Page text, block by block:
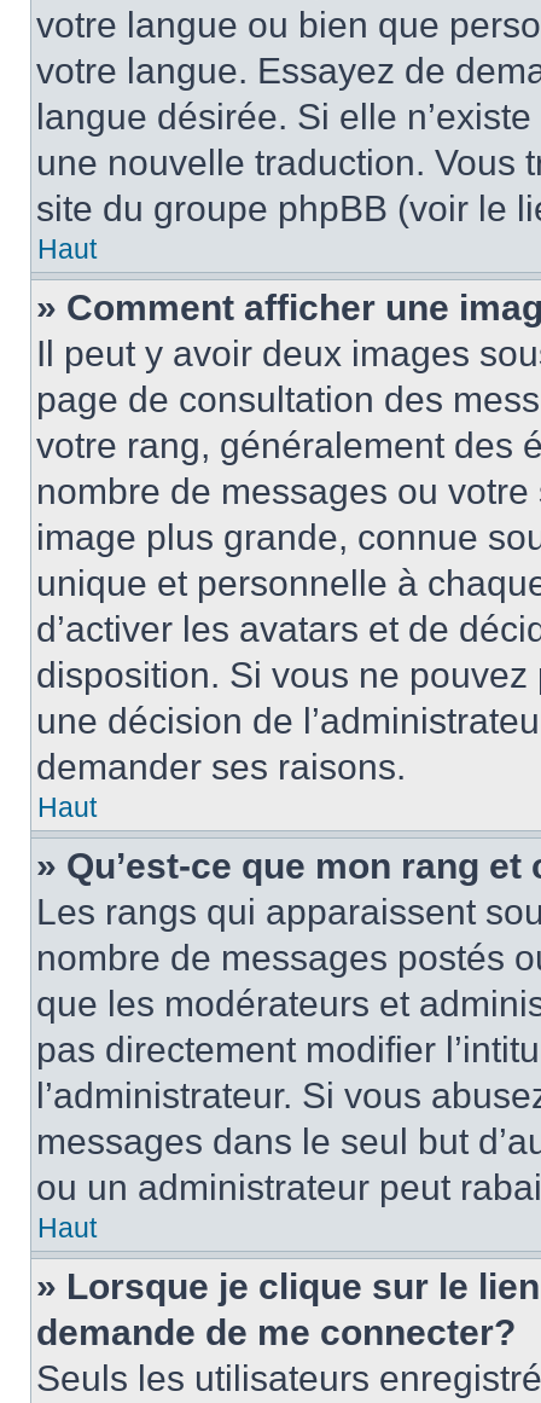
votre langue ou bien que
votre langue. Essayez de
langue désirée. Si elle
une nouvelle traduction. Vous
site du groupe phpBB (voir le
Haut
» Comment afficher une
Il peut y avoir deux images
page de consultation des
votre rang, généralement des
nombre de messages ou
image plus grande, connue
unique et personnelle à
d’activer les avatars et de
disposition. Si vous ne pouvez
une décision de
demander ses raisons.
Haut
» Qu’est-ce que mon rang
Les rangs qui apparaissent
nombre de messages postés
que les modérateurs et
pas directement modifier
l’administrateur. Si vous
messages dans le seul but
ou un administrateur peut
Haut
» Lorsque je clique sur le
demande de me connecter?
Seuls les utilisateurs